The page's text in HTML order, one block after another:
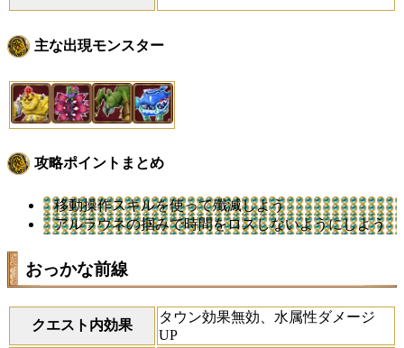
主な出現モンスター
攻略ポイントまとめ
移動操作スキルを使って殲滅しよう
アルラウネの掴みで時間をロスしないようにしよう
おっかな前線
クエスト内効果
タウン効果無効、水属性ダメージ
UP